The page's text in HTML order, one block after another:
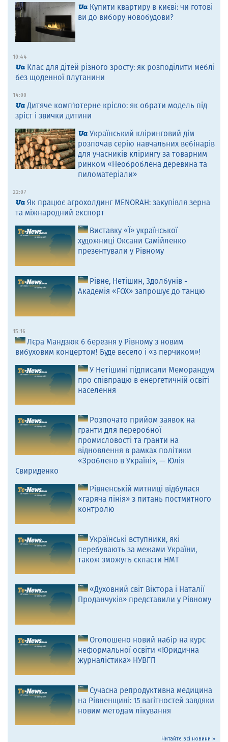
Купити квартиру в києві: чи готові
ви до вибору новобудови?
10:44
Клас для дітей різного зросту: як розподілити меблі
без щоденної плутанини
14:00
Дитяче комп’ютерне крісло: як обрати модель під
зріст і звички дитини
Український кліринговий дім
розпочав серію навчальних вебінарів
для учасників клірингу за товарним
ринком «Необроблена деревина та
пиломатеріали»
22:07
Як працює агрохолдинг MENORAH: закупівля зерна
та міжнародний експорт
Виставку «Ї» української
художниці Оксани Самійленко
презентували у Рівному
Рівне, Нетішин, Здолбунів -
Академія «FOX» запрошує до танцю
15:16
Лєра Мандзюк 6 березня у Рівному з новим
вибуховим концертом! Буде весело і «з перчиком»!
У Нетішині підписали Меморандум
про співпрацю в енергетичній освіті
населення
Розпочато прийом заявок на
гранти для переробної
промисловості та гранти на
відновлення в рамках політики
«Зроблено в Україні», — Юлія
Свириденко
Рівненській митниці відбулася
«гаряча лінія» з питань постмитного
контролю
Українські вступники, які
перебувають за межами України,
також зможуть скласти НМТ
«Духовний світ Віктора і Наталії
Проданчуків» представили у Рівному
Оголошено новий набір на курс
неформальної освіти «Юридична
журналістика» НУВГП
Сучасна репродуктивна медицина
на Рівненщині: 15 вагітностей завдяки
новим методам лікування
Читайте всі новини »